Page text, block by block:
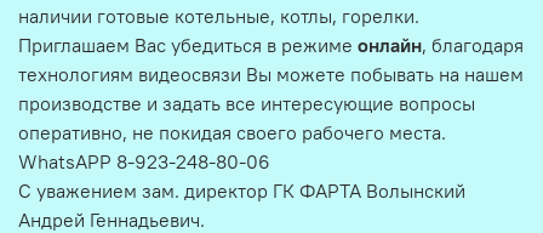
наличии готовые котельные, котлы, горелки.
Приглашаем Вас убедиться в режиме онлайн, благодаря
технологиям видеосвязи Вы можете побывать на нашем
производстве и задать все интересующие вопросы
оперативно, не покидая своего рабочего места.
WhatsAPP 8-923-248-80-06
С уважением зам. директор ГК ФАРТА Волынский
Андрей Геннадьевич.